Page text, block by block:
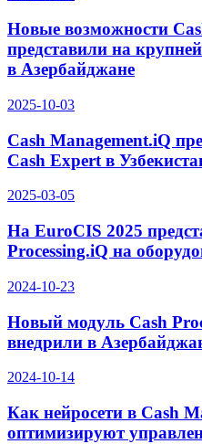
Новые возможности
представили на
в Азербайджане
2025-10-03
Cash Management.iQ
Cash Expert в
2025-03-05
На EuroCIS 2025
Processing.iQ на
2024-10-23
Новый модуль Cash
внедрили в
2024-10-14
Как нейросети в Cash
оптимизируют